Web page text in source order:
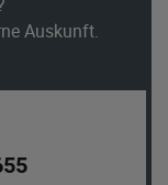
Auskunft.